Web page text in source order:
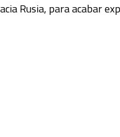
Rusia, para acabar